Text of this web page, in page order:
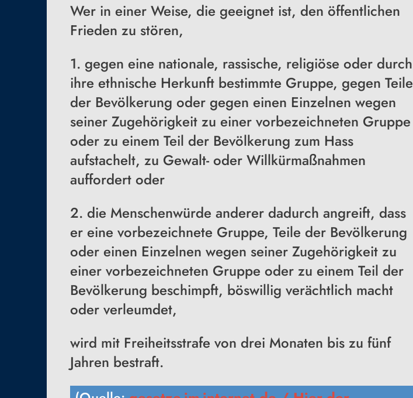
Wer in einer Weise, die geeignet ist, den öffentlichen
Frieden zu stören,
1. gegen eine nationale, rassische, religiöse oder durch
ihre ethnische Herkunft bestimmte Gruppe, gegen Teile
der Bevölkerung oder gegen einen Einzelnen wegen
seiner Zugehörigkeit zu einer vorbezeichneten Gruppe
oder zu einem Teil der Bevölkerung zum Hass
aufstachelt, zu Gewalt- oder Willkürmaßnahmen
auffordert oder
2. die Menschenwürde anderer dadurch angreift, dass
er eine vorbezeichnete Gruppe, Teile der Bevölkerung
oder einen Einzelnen wegen seiner Zugehörigkeit zu
einer vorbezeichneten Gruppe oder zu einem Teil der
Bevölkerung beschimpft, böswillig verächtlich macht
oder verleumdet,
wird mit Freiheitsstrafe von drei Monaten bis zu fünf
Jahren bestraft.